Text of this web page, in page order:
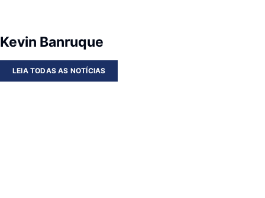
Kevin Banruque
LEIA TODAS AS NOTÍCIAS